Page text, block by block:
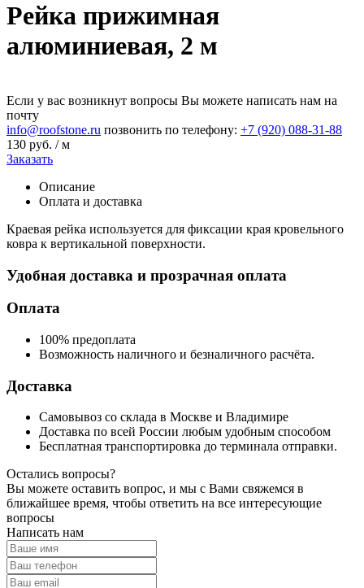
Рейка прижимная
алюминиевая, 2 м
Если у вас возникнут вопросы Вы можете написать нам на
почту
info@roofstone.ru позвонить по телефону: +7 (920) 088-31-88
130 руб. / м
Заказать
Описание
Оплата и доставка
Краевая рейка используется для фиксации края кровельного
ковра к вертикальной поверхности.
Удобная доставка и прозрачная оплата
Оплата
100% предоплата
Возможность наличного и безналичного расчёта.
Доставка
Самовывоз со склада в Москве и Владимире
Доставка по всей России любым удобным способом
Бесплатная транспортировка до терминала отправки.
Остались вопросы?
Вы можете оставить вопрос, и мы с Вами свяжемся в
ближайшее время, чтобы ответить на все интересующие
вопросы
Написать нам